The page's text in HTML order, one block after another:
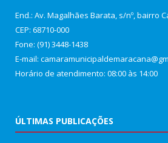
End.: Av. Magalhães Barata, s/nº, bairro
CEP: 68710-000
Fone: (91) 3448-1438
E-mail:
Horário de atendimento: 08:00 às 14:00
ÚLTIMAS PUBLICAÇÕES